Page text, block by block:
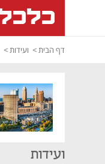
דף הבית ועידות
ועידות